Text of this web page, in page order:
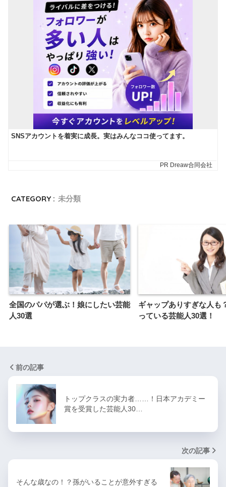
CATEGORY : 未分類
全国のパパが選ぶ！娘にしたい芸能
人30選
ギャップありすぎな人も
っている芸能人30選！
前の記事
トップクラスの実力者……！日本アカデミー
賞を受賞した芸能人30…
次の記事
そんな歳なの！？孫がいることが意外すぎる